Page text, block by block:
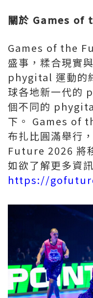
關於 Games of
Games of the
盛事，糅合現實
phygital 運動的
球各地新一代的
個不同的
下。 Games of
布扎比圓滿舉行
Future 2026 將
如欲了解更多資
https://